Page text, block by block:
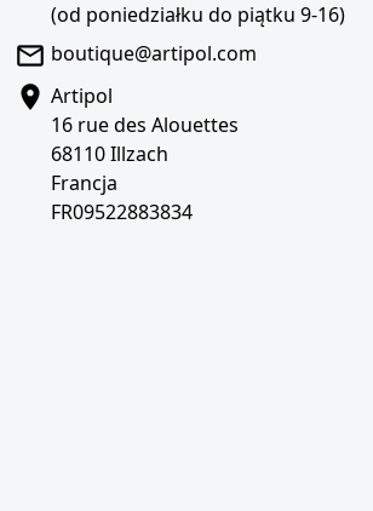
(od poniedziałku do piątku 9-16)
boutique@artipol.com
Artipol
16 rue des Alouettes
68110 Illzach
Francja
FR09522883834